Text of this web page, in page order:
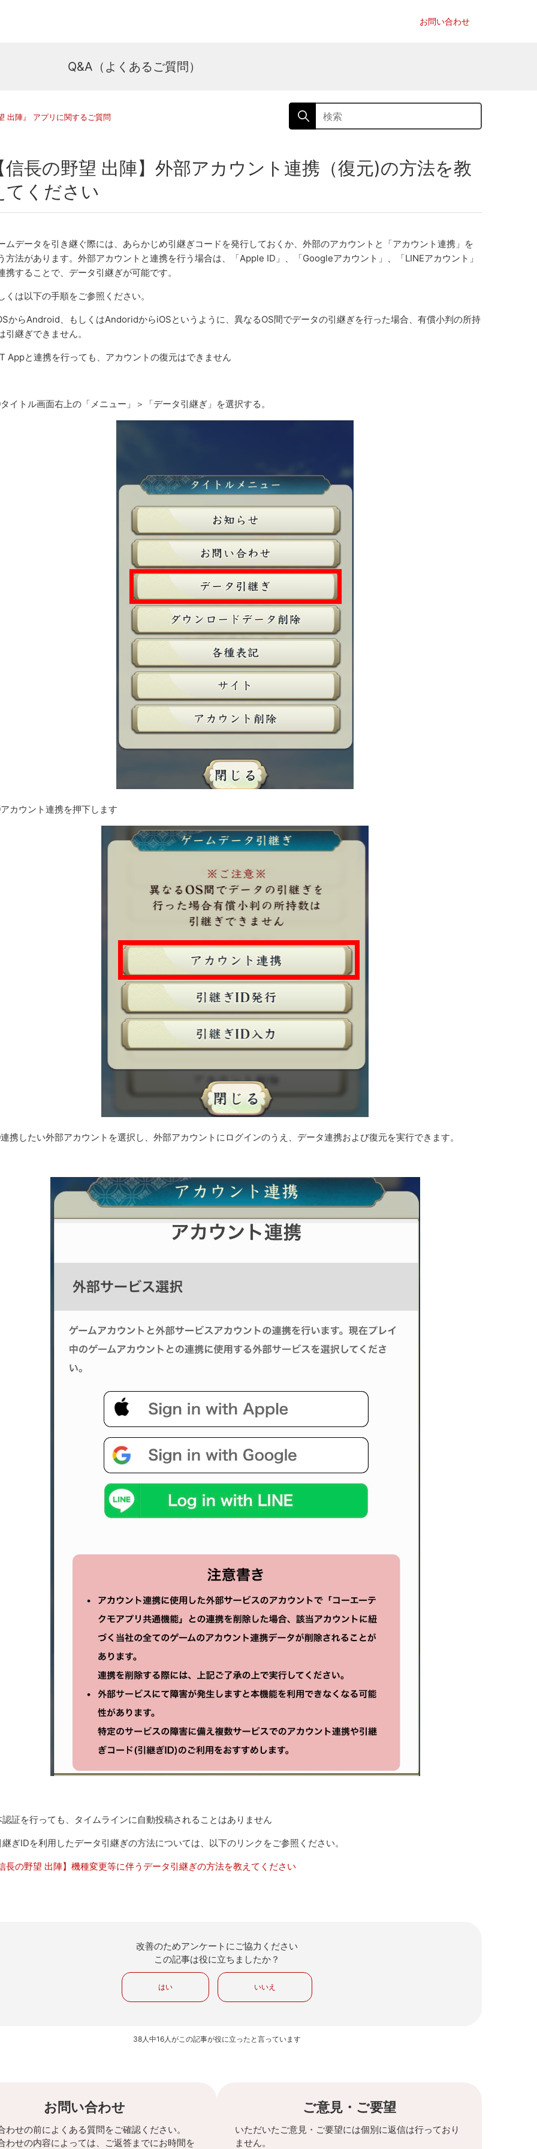
お問い合わせ
Q&A（よくあるご質問）
出陣』 アプリに関するご質問
信長の野望 出陣】外部アカウント連携（復元)の方法を教
てください
ムデータを引き継ぐ際には、あらかじめ引継ぎコードを発行しておくか、外部のアカウントと「アカウント連携」を
方法があります。外部アカウントと連携を行う場合は、「Apple ID」、「Googleアカウント」、「LINEアカウント」
携することで、データ引継ぎが可能です。
くは以下の手順をご参照ください。
からAndroid、もしくはAndoridからiOSというように、異なるOS間でデータの引継ぎを行った場合、有償小判の所持
引継ぎできません。
Appと連携を行っても、アカウントの復元はできません
イトル画面右上の「メニュー」＞「データ引継ぎ」を選択する。
カウント連携を押下します
携したい外部アカウントを選択し、外部アカウントにログインのうえ、データ連携および復元を実行できます。
認証を行っても、タイムラインに自動投稿されることはありません
継ぎIDを利用したデータ引継ぎの方法については、以下のリンクをご参照ください。
長の野望 出陣】機種変更等に伴うデータ引継ぎの方法を教えてください
改善のためアンケートにご協力ください
この記事は役に立ちましたか？
はい いいえ
38人中16人がこの記事が役に立ったと言っています
お問い合わせ
わせの前によくある質問をご確認ください。
わせの内容によっては、ご返答までにお時間を
ご意見・ご要望
いただいたご意見・ご要望には個別に返信は行っており
ません。